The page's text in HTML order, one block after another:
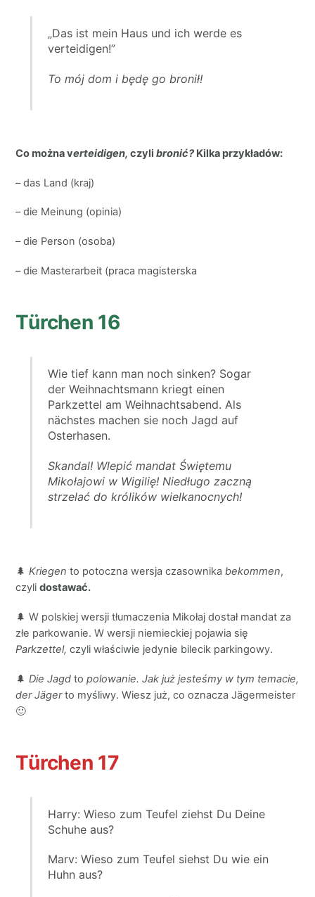
„Das ist mein Haus und ich werde es
verteidigen!”
To mój dom i będę go bronił!
Co można verteidigen,czylibronić?Kilka przykładów:
– das Land (kraj)
– die Meinung (opinia)
– die Person (osoba)
– die Masterarbeit (praca magisterska
Türchen 16
Wie tief kann man noch sinken? Sogar
der Weihnachtsmann kriegt einen
Parkzettel am Weihnachtsabend. Als
nächstes machen sie noch Jagd auf
Osterhasen.
Skandal! Wlepić mandat Świętemu
Mikołajowi w Wigilię! Niedługo zaczną
strzelać do królików wielkanocnych!
🌲Kriegento potoczna wersja czasownikabekommen,
czylidostawać.
🌲 W polskiej wersji tłumaczenia Mikołaj dostał mandat za
złe parkowanie. W wersji niemieckiej pojawia się
Parkzettel, czyli właściwie jedynie bilecik parkingowy.
🌲Die Jagdtopolowanie. Jak już jesteśmy w tym temacie,
der Jägerto myśliwy. Wiesz już, co oznacza Jägermeister
🙂
Türchen 17
Harry: Wieso zum Teufel ziehst Du Deine
Schuhe aus?
Marv: Wieso zum Teufel siehst Du wie ein
Huhn aus?